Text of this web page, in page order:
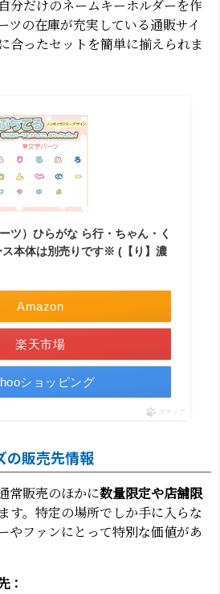
分だけのネームキーホルダーを作
ツの在庫が充実している通販サイ
合ったセットを簡単に揃えられま
ツ）ひらがな ら行・ちゃん・く
本体は別売りです※ (【り】濃
Amazon
楽天市場
ショッピング
ポチップ
の販売先情報
常販売のほかに数量限定や店舗限
す。特定の場所でしか手に入らな
やファンにとって特別な価値があ
：